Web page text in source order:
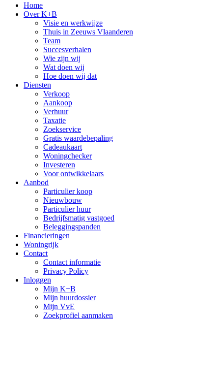
Home
Over K+B
Visie en werkwijze
Thuis in Zeeuws Vlaanderen
Team
Succesverhalen
Wie zijn wij
Wat doen wij
Hoe doen wij dat
Diensten
Verkoop
Aankoop
Verhuur
Taxatie
Zoekservice
Gratis waardebepaling
Cadeaukaart
Woningchecker
Investeren
Voor ontwikkelaars
Aanbod
Particulier koop
Nieuwbouw
Particulier huur
Bedrijfsmatig vastgoed
Beleggingspanden
Financieringen
Woningrijk
Contact
Contact informatie
Privacy Policy
Inloggen
Mijn K+B
Mijn huurdossier
Mijn VvE
Zoekprofiel aanmaken